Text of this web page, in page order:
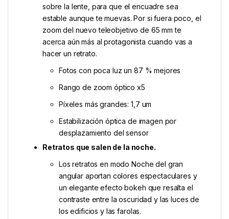
sobre la lente, para que el encuadre sea
estable aunque te muevas. Por si fuera poco, el
zoom del nuevo teleobjetivo de 65 mm te
acerca aún más al protagonista cuando vas a
hacer un retrato.
Fotos con poca luz un 87 % mejores
Rango de zoom óptico x5
Píxeles más grandes: 1,7 um
Estabilización óptica de imagen por
desplazamiento del sensor
Retratos que salen de la noche.
Los retratos en modo Noche del gran
angular aportan colores espectaculares y
un elegante efecto bokeh que resalta el
contraste entre la oscuridad y las luces de
los edificios y las farolas.